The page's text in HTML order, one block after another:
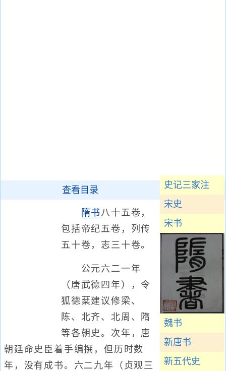
史记三家注
宋史
宋书
魏书
新唐书
新五代史
查看目录
隋书 八十五卷，
包括帝纪五卷，列传
五十卷，志三十卷。
公元六二一年
（唐武德四年），令
狐德棻建议修梁、
陈、北齐、北周、隋
等各朝史。次年，唐
朝廷命史臣着手编撰，但历时数
年，没有成书。六二九年（贞观三